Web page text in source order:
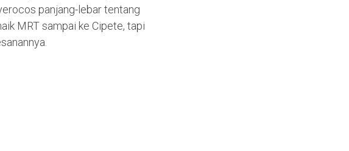
panjang-lebar tentang
MRT sampai ke Cipete, tapi